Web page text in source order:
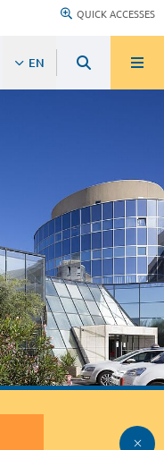
QUICK ACCESSES
EN